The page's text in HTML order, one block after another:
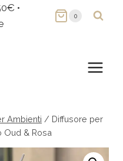
•
0
Ambienti / Diffusore per
Oud & Rosa